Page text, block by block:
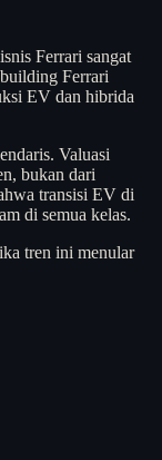
Ferrari sangat
Ferrari
EV dan hibrida
Valuasi
bukan dari
transisi EV di
di semua kelas.
tren ini menular